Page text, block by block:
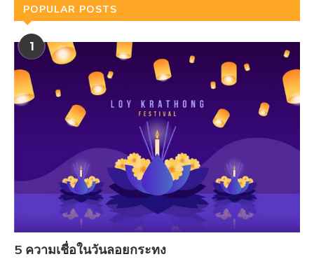
POPULAR POSTS
1
5 ความเชื่อในวันลอยกระทง